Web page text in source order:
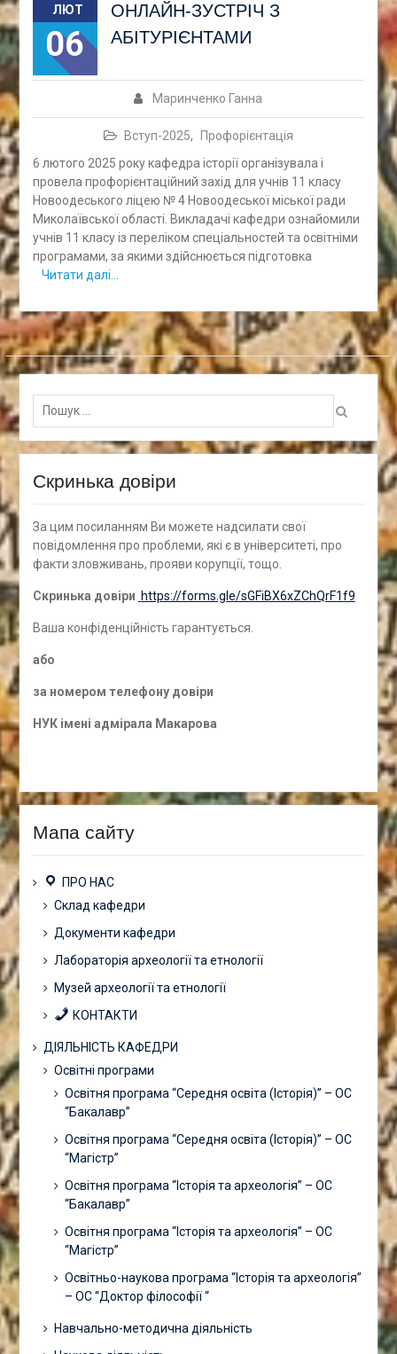
ЛЮТ
06
ОНЛАЙН-ЗУСТРІЧ З
АБІТУРІЄНТАМИ
Маринченко Ганна
Вступ-2025,
Профорієнтація
6 лютого 2025 року кафедра історії організувала і
провела профорієнтаційний захід для учнів 11 класу
Новоодеського ліцею № 4 Новоодеської міської ради
Миколаївської області. Викладачі кафедри ознайомили
учнів 11 класу із переліком спеціальностей та освітніми
програмами, за якими здійснюється підготовка
Читати далі…
Пошук
для:
Скринька довіри
За цим посиланням Ви можете надсилати свої
повідомлення про проблеми, які є в університеті, про
факти зловживань, прояви корупції, тощо.
Скринька довіри https://forms.gle/sGFiBX6xZChQrF1f9
Ваша конфіденційність гарантується.
або
за номером телефону довіри
НУК імені адмірала Макарова
Мапа сайту
ПРО НАС
Склад кафедри
Документи кафедри
Лабораторія археології та етнології
Музей археології та етнології
КОНТАКТИ
ДІЯЛЬНІСТЬ КАФЕДРИ
Освітні програми
Освітня програма “Середня освіта (Історія)” – ОС
“Бакалавр”
Освітня програма “Середня освіта (Історія)” – ОС
“Магістр”
Освітня програма “Історія та археологія” – ОС
“Бакалавр”
Освітня програма “Історія та археологія” – ОС
“Магістр”
Освітньо-наукова програма “Історія та археологія”
– ОС “Доктор філософії “
Навчально-методична діяльність